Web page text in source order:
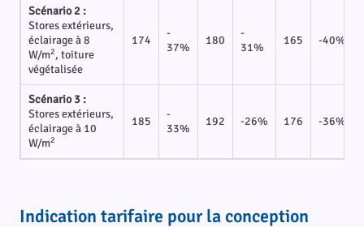
Scénario 2 :
Stores extérieurs,
éclairage à 8
W/m2, toiture
végétalisée
174
-
37%
180
-
31%
165 -40%
Scénario 3 :
Stores extérieurs,
éclairage à 10
W/m2
185
-
33%
192 -26% 176 -36%
Indication tarifaire pour la conception